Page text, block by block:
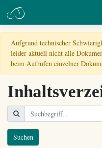
Aufgrund technischer
leider aktuell nicht alle
beim Aufrufen einzelner
Suchen